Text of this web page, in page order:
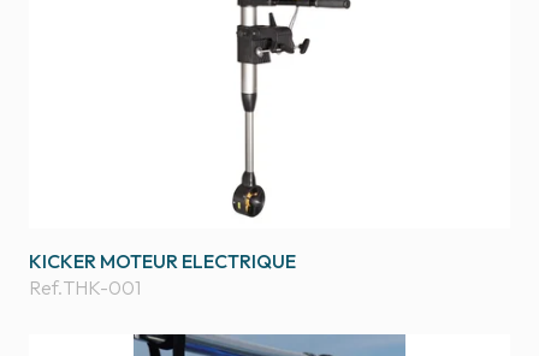
KICKER MOTEUR ELECTRIQUE
Ref.THK-001